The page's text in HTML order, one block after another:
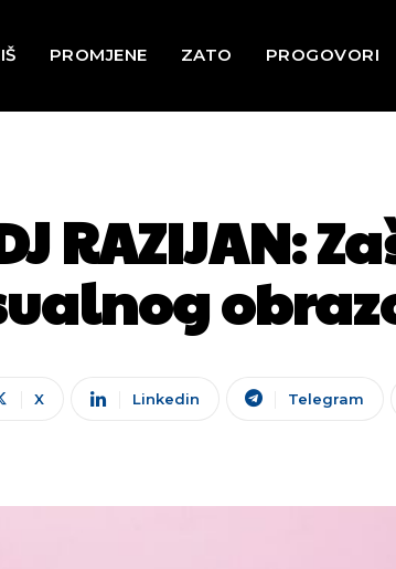
PROMJENE ZATO PROGOVORI
RAZIJAN:
X Linkedin Telegram